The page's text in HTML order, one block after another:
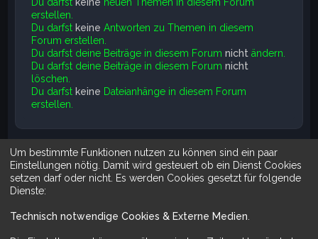
erstellen.
Du darfstkeine Antworten zu Themen in diesem
Forum erstellen.
Du darfst deine Beiträge in diesem Forumnicht ändern.
Du darfst deine Beiträge in diesem Forumnicht
löschen.
Du darfstkeine Dateianhänge in diesem Forum
erstellen.
SucheErweiterte Suche
Mit Do It Yourself sparst du Geld und schaffst zugleich was dir
Um bestimmte Funktionen nutzen zu können sind ein paar
Einstellungen nötig. Damit wird gesteuert ob ein Dienst Cookies
setzen darf oder nicht. Es werden Cookies gesetzt für folgende
Dienste:
Technisch notwendige Cookies & Externe Medien